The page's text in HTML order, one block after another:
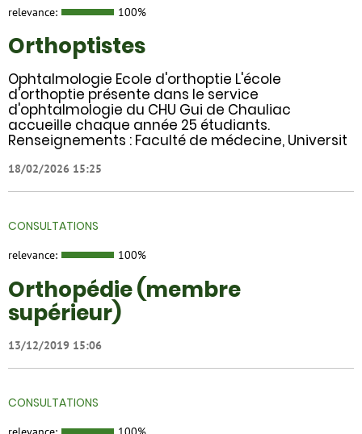
relevance: 100%
Orthoptistes
Ophtalmologie Ecole d'orthoptie L'école
d'orthoptie présente dans le service
d'ophtalmologie du CHU Gui de Chauliac
accueille chaque année 25 étudiants.
Renseignements : Faculté de médecine, Universit
18/02/2026 15:25
CONSULTATIONS
relevance: 100%
Orthopédie (membre
supérieur)
13/12/2019 15:06
CONSULTATIONS